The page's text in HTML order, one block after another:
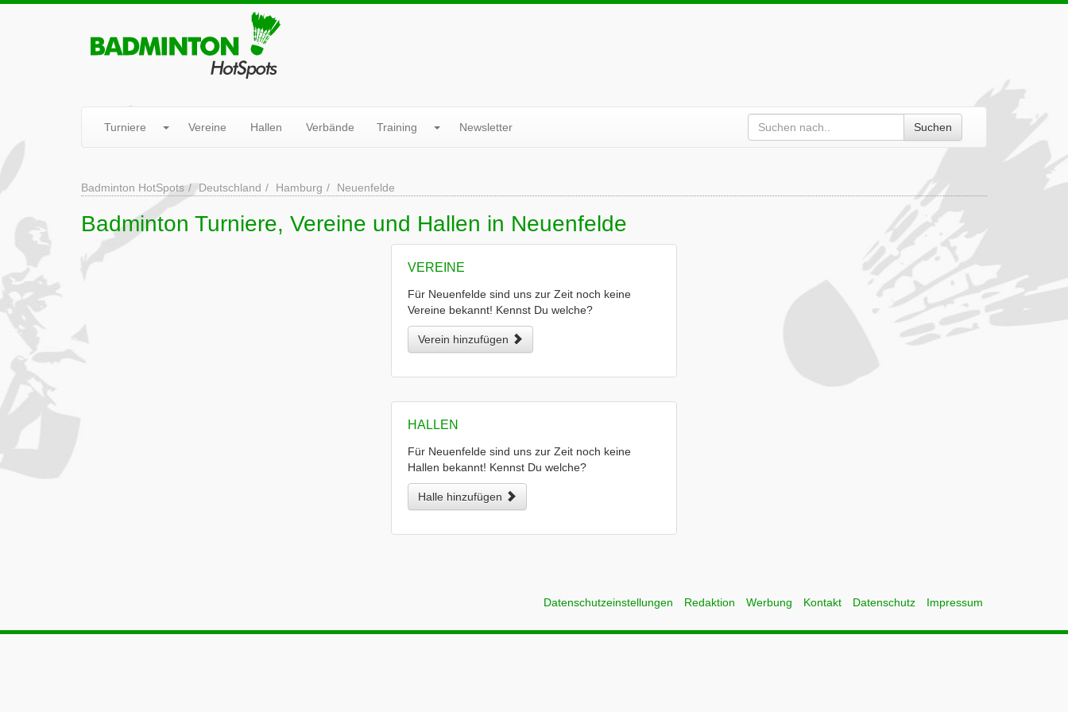
Turniere Vereine Hallen Verbände Training Newsletter Suchen
Badminton HotSpots Deutschland Hamburg Neuenfelde
Badminton Turniere, Vereine und Hallen in Neuenfelde
VEREINE
Für Neuenfelde sind uns zur Zeit noch keine
Vereine bekannt! Kennst Du welche?
Verein hinzufügen
HALLEN
Für Neuenfelde sind uns zur Zeit noch keine
Hallen bekannt! Kennst Du welche?
Halle hinzufügen
Datenschutzeinstellungen Redaktion Werbung Kontakt Datenschutz Impressum